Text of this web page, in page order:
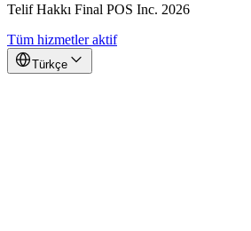
Telif Hakkı Final POS Inc. 2026
Tüm hizmetler aktif
Türkçe